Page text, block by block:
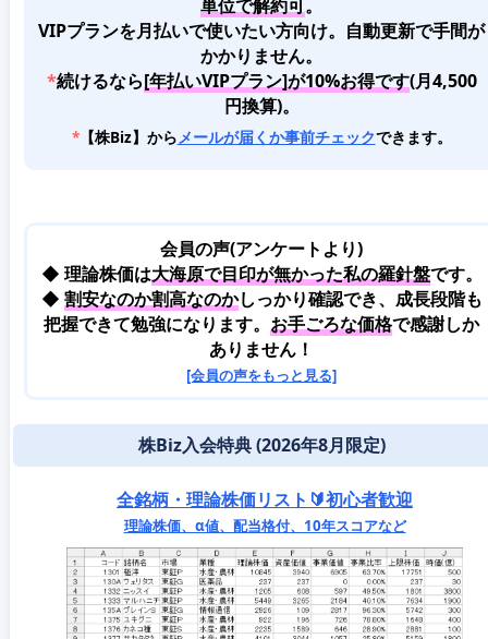
単位で解約可 。
VIPプランを月払いで使いたい方向け。自動更新で手間が
かかりません。
*続けるなら[年払いVIPプラン]が10%お得です(月4,500
円換算)。
*【株Biz】からメールが届くか事前チェックできます。
会員の声(アンケートより)
◆ 理論株価は大海原で目印が無かった私の羅針盤です。
◆ 割安なのか割高なのかしっかり確認でき、成長段階も
把握できて勉強になります。 お手ごろな価格で感謝しか
ありません！
[会員の声をもっと見る]
株Biz入会特典 (2026年8月限定)
全銘柄・理論株価リスト🔰初心者歓迎
理論株価、α値、配当格付、10年スコアなど